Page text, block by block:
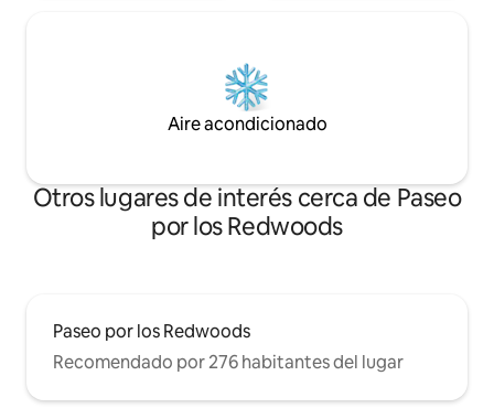
Aire acondicionado
Otros lugares de interés cerca de Paseo
por los Redwoods
Paseo por los Redwoods
Recomendado por 276 habitantes del lugar